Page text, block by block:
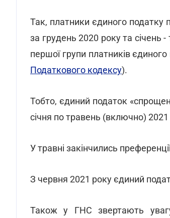
Так, платники єдиного податку
за грудень 2020 року та січень
першої групи платників
Податкового кодексу).
Тобто, єдиний податок
січня по травень (включно) 2021
У травні закінчились
З червня 2021 року єдиний
Також у ГНС звертають